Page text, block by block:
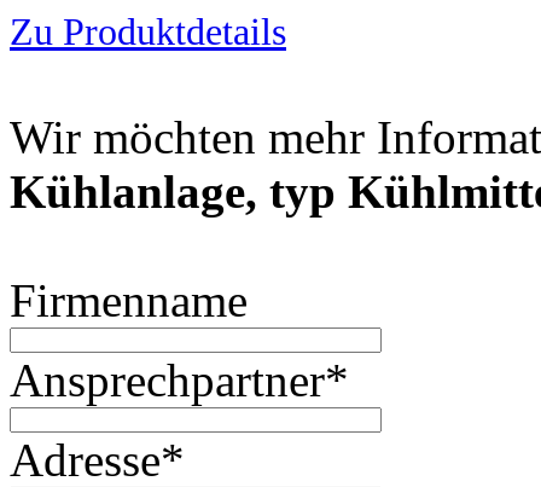
Zu Produktdetails
Wir möchten mehr
Kühlanlage, typ
Firmenname
Ansprechpartner*
Adresse*